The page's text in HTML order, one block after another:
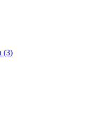
(3)